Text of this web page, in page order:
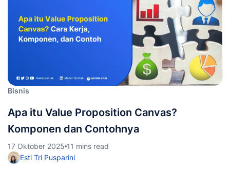
Bisnis
Apa itu Value Proposition Canvas?
Komponen dan Contohnya
17 Oktober 2025 11 mins read
Esti Tri Pusparini